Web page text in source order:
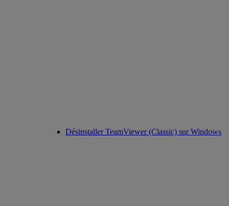
Désinstaller TeamViewer (Classic) sur Windows